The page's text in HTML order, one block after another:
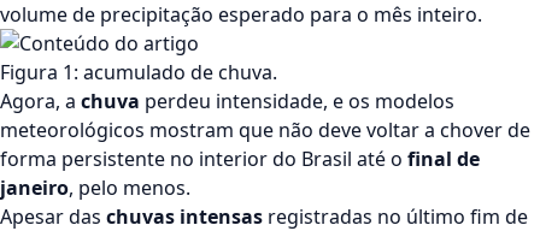
volume de precipitação esperado para o mês inteiro.
Figura 1: acumulado de chuva.
Agora, a chuva perdeu intensidade, e os modelos
meteorológicos mostram que não deve voltar a chover de
forma persistente no interior do Brasil até o final de
janeiro, pelo menos.
Apesar das chuvas intensas registradas no último fim de